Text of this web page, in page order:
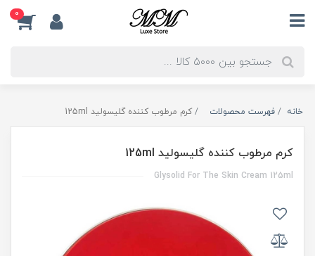
0
خانه فهرست محصولات کرم مرطوب کننده گلیسولید 125ml
کرم مرطوب کننده گلیسولید 125ml
Glysolid For The Skin Cream 125ml